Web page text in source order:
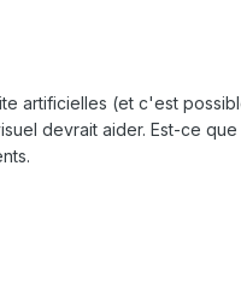
artificielles (et c'est
devrait aider. Est-ce